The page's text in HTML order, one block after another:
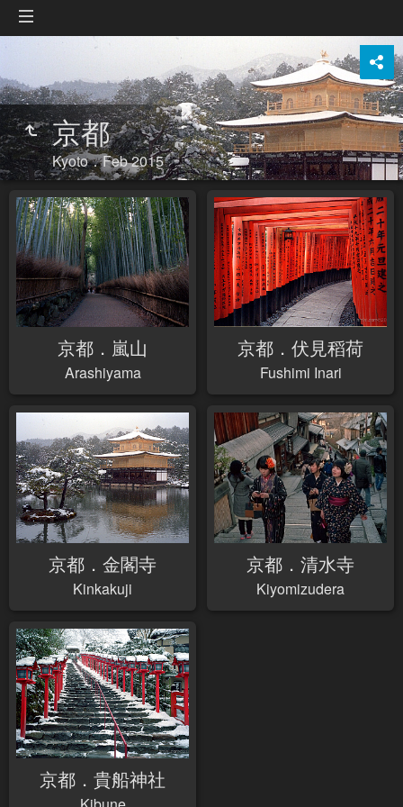
京都
Kyoto．Feb 2015
京都．嵐山
Arashiyama
京都．伏見稻荷
Fushimi Inari
京都．金閣寺
Kinkakuji
京都．清水寺
Kiyomizudera
京都．貴船神社